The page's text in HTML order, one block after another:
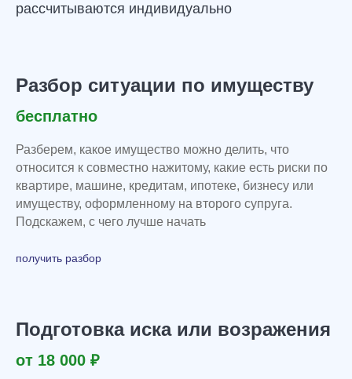
рассчитываются индивидуально
Разбор ситуации по имуществу
бесплатно
Разберем, какое имущество можно делить, что
относится к совместно нажитому, какие есть риски по
квартире, машине, кредитам, ипотеке, бизнесу или
имуществу, оформленному на второго супруга.
Подскажем, с чего лучше начать
получить разбор
Подготовка иска или возражения
от 18 000 ₽